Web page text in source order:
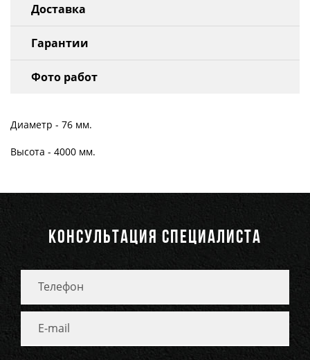
Доставка
Гарантии
Фото работ
Диаметр - 76 мм.
Высота - 4000 мм.
КОНСУЛЬТАЦИЯ СПЕЦИАЛИСТА